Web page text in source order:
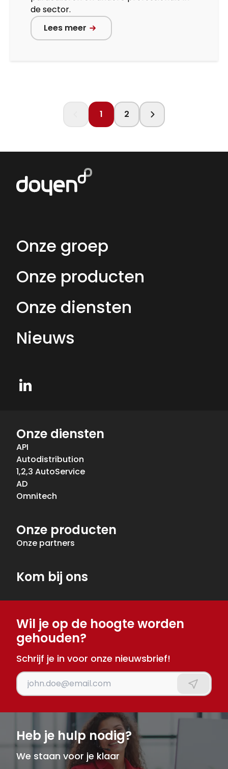
de sector.
Lees meer
1 2
Onze groep
Onze producten
Onze diensten
Nieuws
Onze diensten
API
Autodistribution
1,2,3 AutoService
AD
Omnitech
Onze producten
Onze partners
Kom bij ons
Wil je op de hoogte worden
gehouden?
Schrijf je in voor onze nieuwsbrief!
Voer je e-mailadres in
Heb je hulp nodig?
We staan voor je klaar